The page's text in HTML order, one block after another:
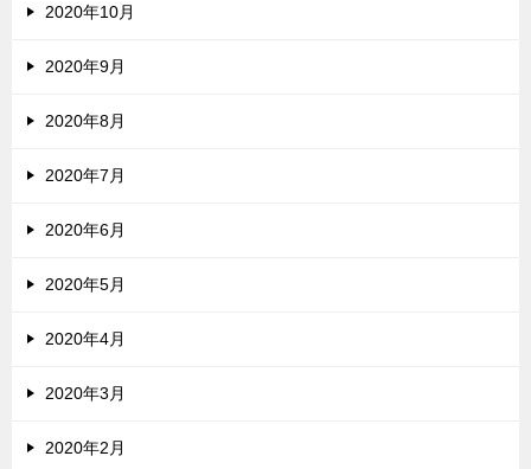
2020年10月
2020年9月
2020年8月
2020年7月
2020年6月
2020年5月
2020年4月
2020年3月
2020年2月